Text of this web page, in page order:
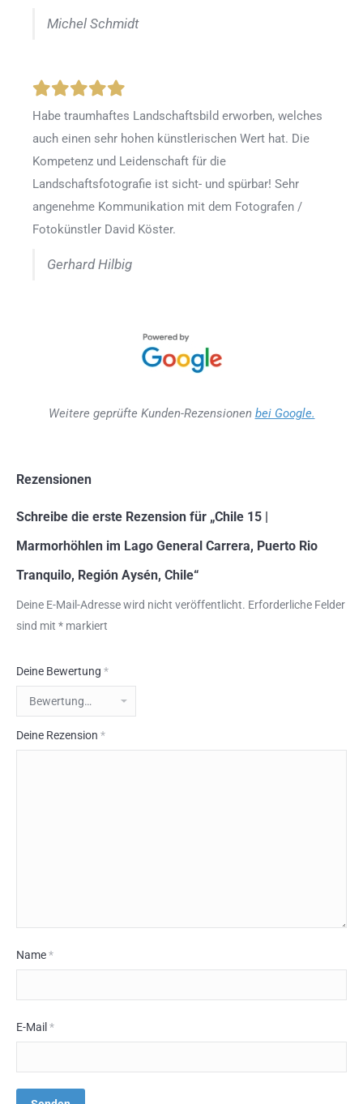
Michel Schmidt
Habe traumhaftes Landschaftsbild erworben, welches
auch einen sehr hohen künstlerischen Wert hat. Die
Kompetenz und Leidenschaft für die
Landschaftsfotografie ist sicht- und spürbar! Sehr
angenehme Kommunikation mit dem Fotografen /
Fotokünstler David Köster.
Gerhard Hilbig
Weitere geprüfte Kunden-Rezensionen bei Google.
Rezensionen
Schreibe die erste Rezension für „Chile 15 |
Marmorhöhlen im Lago General Carrera, Puerto Rio
Tranquilo, Región Aysén, Chile“
Deine E-Mail-Adresse wird nicht veröffentlicht. Erforderliche Felder
sind mit * markiert
Deine Bewertung *
Deine Rezension *
Name*
E-Mail *